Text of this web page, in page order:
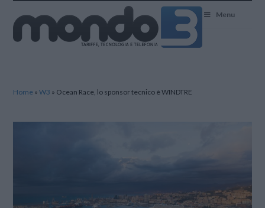
Menu
Home »W3 » Ocean Race, lo sponsor tecnico è WINDTRE